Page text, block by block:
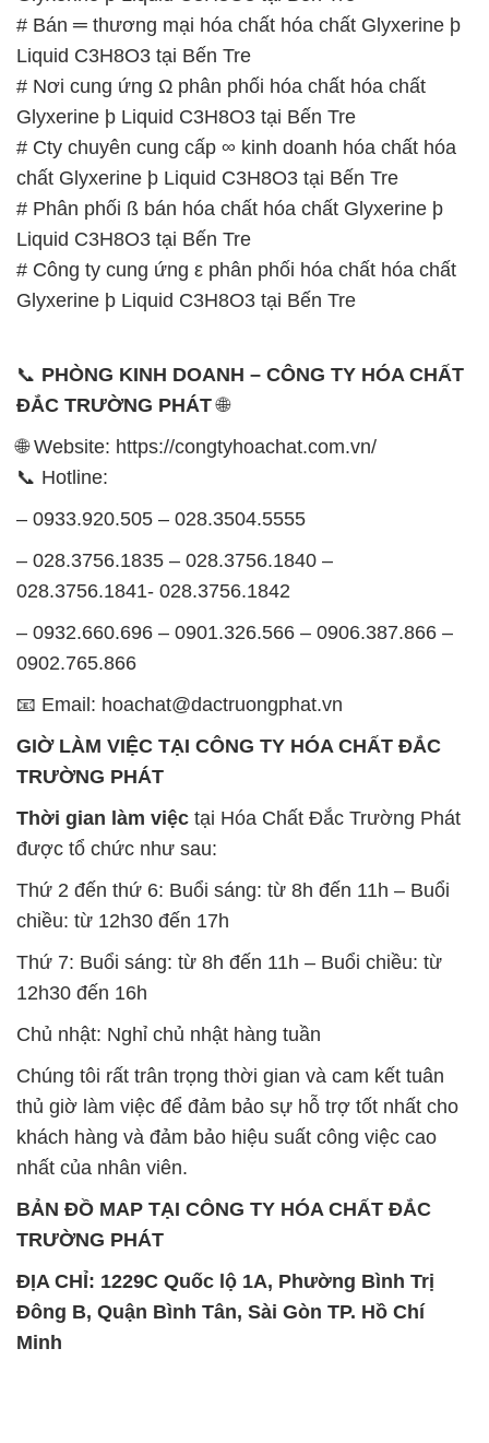
# Cty chuyên cung cấp ∞ kinh doanh hóa chất hóa
chất Glyxerine þ Liquid C3H8O3 tại Bến Tre
# Phân phối ß bán hóa chất hóa chất Glyxerine þ
Liquid C3H8O3 tại Bến Tre
# Công ty cung ứng ε phân phối hóa chất hóa chất
Glyxerine þ Liquid C3H8O3 tại Bến Tre
📞PHÒNG KINH DOANH – CÔNG TY HÓA CHẤT
ĐẮC TRƯỜNG PHÁT🌐
🌐 Website: https://congtyhoachat.com.vn/
– 0933.920.505 – 028.3504.5555
028.3756.1841- 028.3756.1842
0902.765.866
📧 Email: hoachat@dactruongphat.vn
TRƯỜNG PHÁT
được tổ chức như sau:
Thứ 2 đến thứ 6: Buổi sáng: từ 8h đến 11h – Buổi
chiều: từ 12h30 đến 17h
Thứ 7: Buổi sáng: từ 8h đến 11h – Buổi chiều: từ
12h30 đến 16h
Chủ nhật: Nghỉ chủ nhật hàng tuần
thủ giờ làm việc để đảm bảo sự hỗ trợ tốt nhất cho
khách hàng và đảm bảo hiệu suất công việc cao
nhất của nhân viên.
BẢN ĐỒ MAP TẠI CÔNG TY HÓA CHẤT ĐẮC
TRƯỜNG PHÁT
ĐỊA CHỈ: 1229C Quốc lộ 1A, Phường Bình Trị
Đông B, Quận Bình Tân, Sài Gòn TP. Hồ Chí
Minh